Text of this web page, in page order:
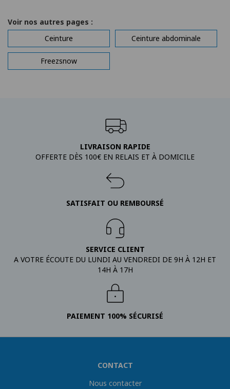
Voir nos autres pages :
Ceinture
Ceinture abdominale
Freezsnow
LIVRAISON RAPIDE
OFFERTE DÈS 100€ EN RELAIS ET À DOMICILE
SATISFAIT OU REMBOURSÉ
SERVICE CLIENT
A VOTRE ÉCOUTE DU LUNDI AU VENDREDI DE 9H À 12H ET
14H À 17H
PAIEMENT 100% SÉCURISÉ
CONTACT
Nous contacter